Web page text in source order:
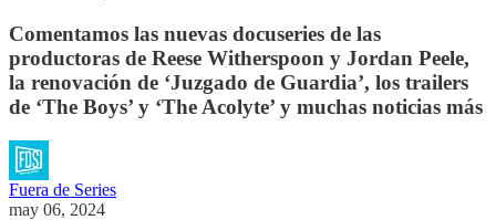
Comentamos las nuevas docuseries de las
productoras de Reese Witherspoon y Jordan Peele,
la renovación de ‘Juzgado de Guardia’, los trailers
de ‘The Boys’ y ‘The Acolyte’ y muchas noticias más
Fuera de Series
may 06, 2024